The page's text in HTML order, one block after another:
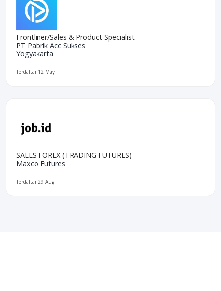
Frontliner/Sales & Product Specialist
PT Pabrik Acc Sukses
Yogyakarta
Terdaftar 12 May
SALES FOREX (TRADING FUTURES)
Maxco Futures
Terdaftar 29 Aug